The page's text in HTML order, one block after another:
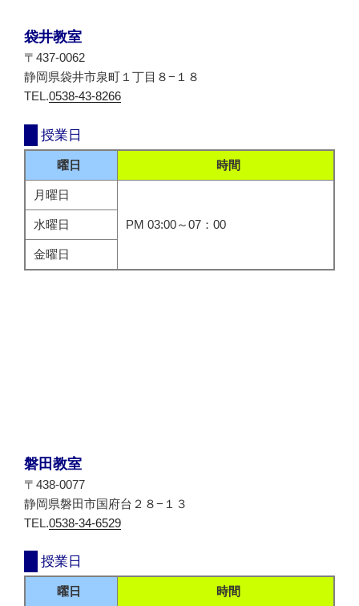
袋井教室
〒437-0062
静岡県袋井市泉町１丁目８−１８
TEL.0538-43-8266
授業日
曜日 時間
月曜日
PM 03:00～07：00
水曜日
金曜日
磐田教室
〒438-0077
静岡県磐田市国府台２８−１３
TEL.0538-34-6529
授業日
曜日 時間